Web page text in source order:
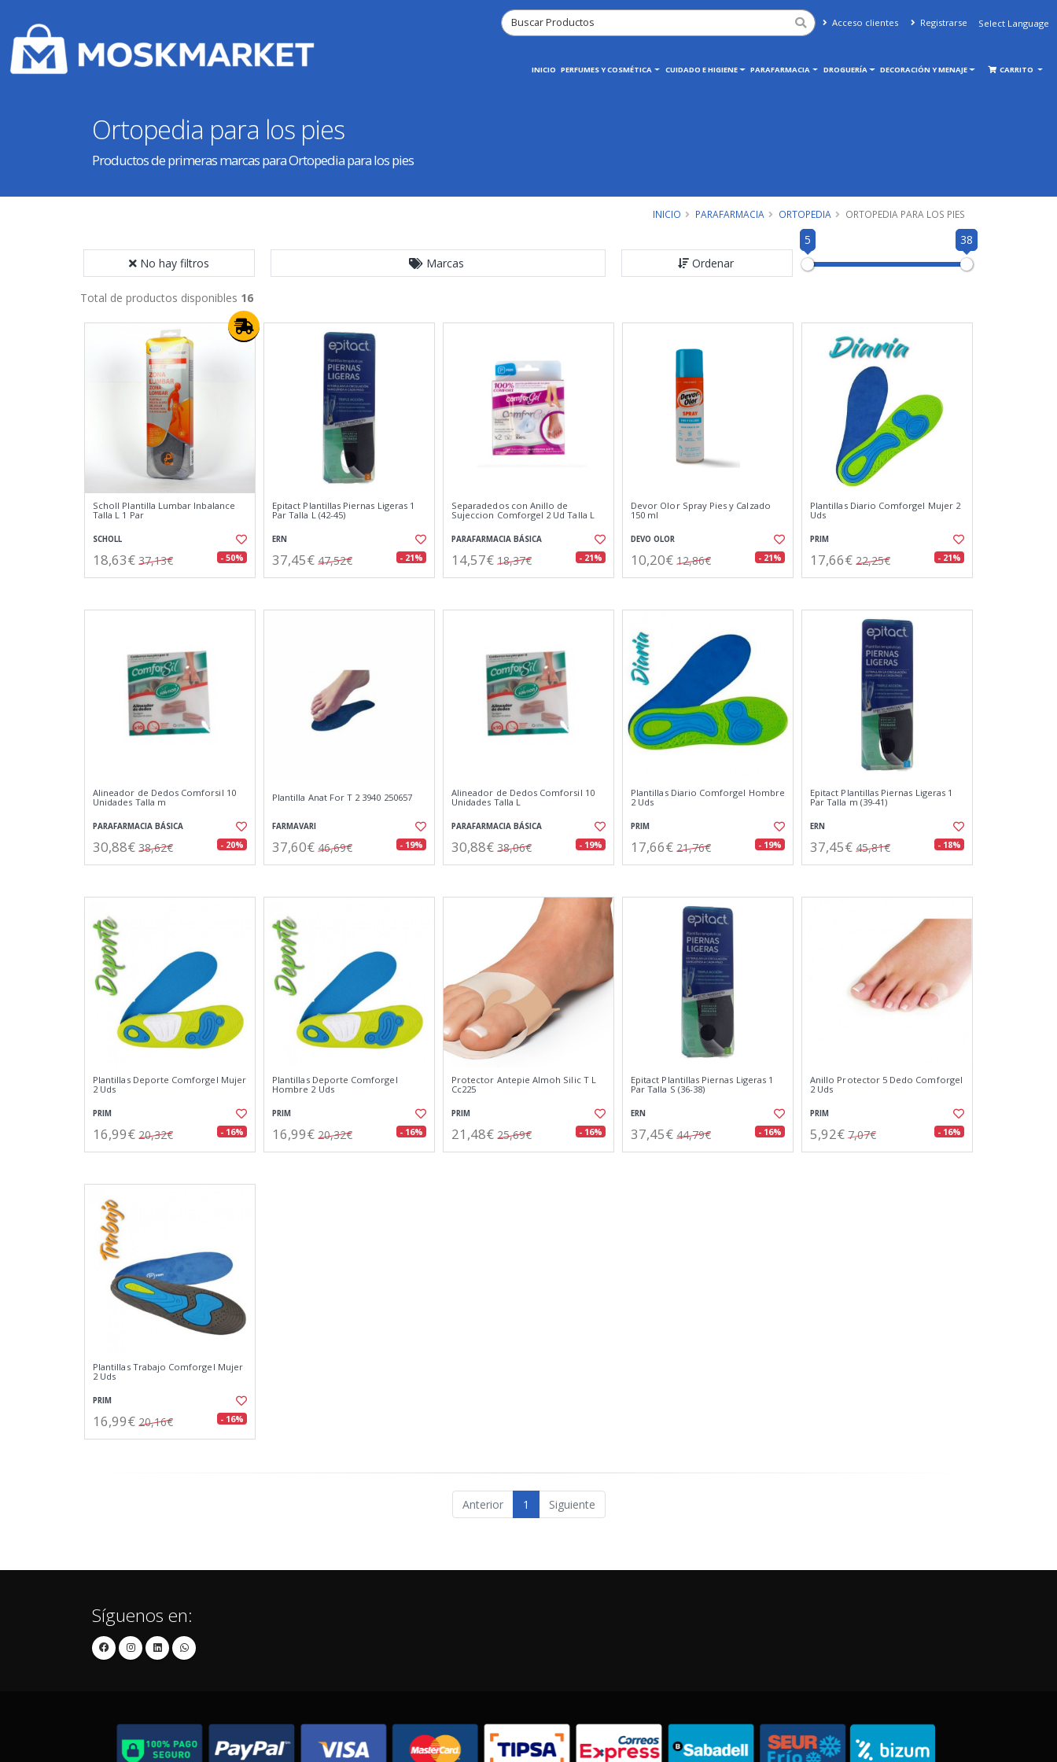
Acceso clientes Registrarse
INICIO PERFUMES Y COSMÉTICA CUIDADO E HIGIENE PARAFARMACIA DROGUERÍA DECORACIÓN Y MENAJE CARRITO
Ortopedia para los pies
Productos de primeras marcas para Ortopedia para los pies
INICIO PARAFARMACIA ORTOPEDIA ORTOPEDIA PARA LOS PIES
No hay filtros Marcas Ordenar
5 38
Total de productos disponibles 16
Scholl Plantilla Lumbar Inbalance
Talla L 1 Par
SCHOLL
18,63€ 37,13€ - 50%
Epitact Plantillas Piernas Ligeras 1
Par Talla L (42-45)
ERN
37,45€ 47,52€ - 21%
Separadedos con Anillo de
Sujeccion Comforgel 2 Ud Talla L
PARAFARMACIA BÁSICA
14,57€ 18,37€ - 21%
Devor Olor Spray Pies y Calzado
150 ml
DEVO OLOR
10,20€ 12,86€ - 21%
Plantillas Diario Comforgel Mujer 2
Uds
PRIM
17,66€ 22,25€ - 21%
Alineador de Dedos Comforsil 10
Unidades Talla m
PARAFARMACIA BÁSICA
30,88€ 38,62€ - 20%
Plantilla Anat For T 2 3940 250657
FARMAVARI
37,60€ 46,69€ - 19%
Alineador de Dedos Comforsil 10
Unidades Talla L
PARAFARMACIA BÁSICA
30,88€ 38,06€ - 19%
Plantillas Diario Comforgel Hombre
2 Uds
PRIM
17,66€ 21,76€ - 19%
Epitact Plantillas Piernas Ligeras 1
Par Talla m (39-41)
ERN
37,45€ 45,81€ - 18%
Plantillas Deporte Comforgel Mujer
2 Uds
PRIM
16,99€ 20,32€ - 16%
Plantillas Deporte Comforgel
Hombre 2 Uds
PRIM
16,99€ 20,32€ - 16%
Protector Antepie Almoh Silic T L
Cc225
PRIM
21,48€ 25,69€ - 16%
Epitact Plantillas Piernas Ligeras 1
Par Talla S (36-38)
ERN
37,45€ 44,79€ - 16%
Anillo Protector 5 Dedo Comforgel
2 Uds
PRIM
5,92€ 7,07€ - 16%
Plantillas Trabajo Comforgel Mujer
2 Uds
PRIM
16,99€ 20,16€ - 16%
Anterior 1 Siguiente
Síguenos en: